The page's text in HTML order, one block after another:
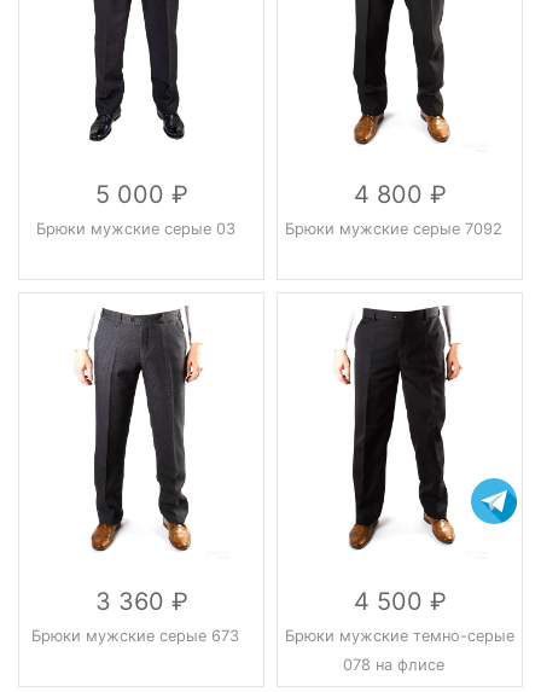
5 000
Брюки мужские серые 03
4 800
Брюки мужские серые 7092
3 360
Брюки мужские серые 673
4 500
Брюки мужские темно-серые
078 на флисе